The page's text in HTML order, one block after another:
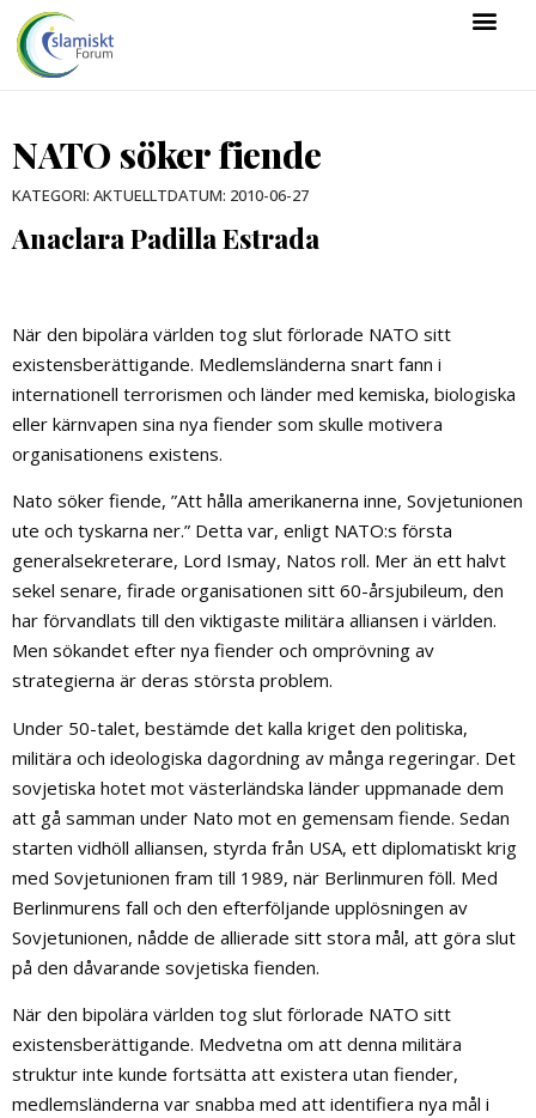
NATO söker fiende
KATEGORI: AKTUELLTDATUM: 2010-06-27
Anaclara Padilla Estrada
När den bipolära världen tog slut förlorade NATO sitt
existensberättigande. Medlemsländerna snart fann i
internationell terrorismen och länder med kemiska, biologiska
eller kärnvapen sina nya fiender som skulle motivera
organisationens existens.
Nato söker fiende, ”Att hålla amerikanerna inne, Sovjetunionen
ute och tyskarna ner.” Detta var, enligt NATO:s första
generalsekreterare, Lord Ismay, Natos roll. Mer än ett halvt
sekel senare, firade organisationen sitt 60-årsjubileum, den
har förvandlats till den viktigaste militära alliansen i världen.
Men sökandet efter nya fiender och omprövning av
strategierna är deras största problem.
Under 50-talet, bestämde det kalla kriget den politiska,
militära och ideologiska dagordning av många regeringar. Det
sovjetiska hotet mot västerländska länder uppmanade dem
att gå samman under Nato mot en gemensam fiende. Sedan
starten vidhöll alliansen, styrda från USA, ett diplomatiskt krig
med Sovjetunionen fram till 1989, när Berlinmuren föll. Med
Berlinmurens fall och den efterföljande upplösningen av
Sovjetunionen, nådde de allierade sitt stora mål, att göra slut
på den dåvarande sovjetiska fienden.
När den bipolära världen tog slut förlorade NATO sitt
existensberättigande. Medvetna om att denna militära
struktur inte kunde fortsätta att existera utan fiender,
medlemsländerna var snabba med att identifiera nya mål i